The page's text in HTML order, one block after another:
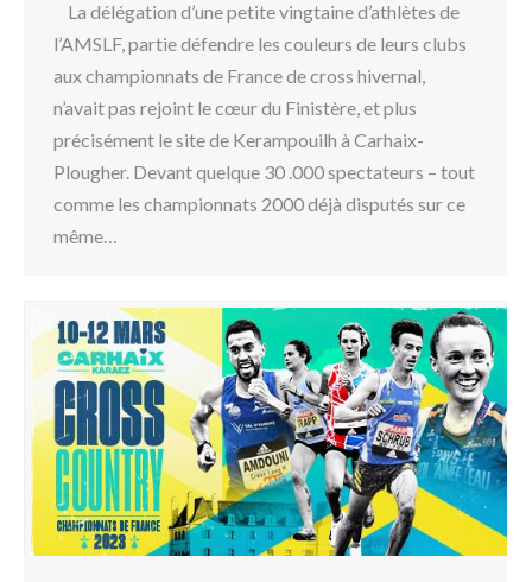
La délégation d’une petite vingtaine d’athlètes de
l’AMSLF, partie défendre les couleurs de leurs clubs
aux championnats de France de cross hivernal,
n’avait pas rejoint le cœur du Finistère, et plus
précisément le site de Kerampouilh à Carhaix-
Plougher. Devant quelque 30 .000 spectateurs – tout
comme les championnats 2000 déjà disputés sur ce
même…